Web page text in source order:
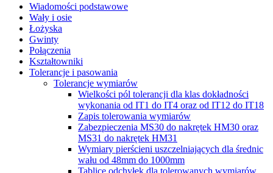
Wiadomości podstawowe
Wały i osie
Łożyska
Gwinty
Połączenia
Kształtowniki
Tolerancje i pasowania
Tolerancje wymiarów
Wielkości pól tolerancji dla klas dokładności
wykonania od IT1 do IT4 oraz od IT12 do IT18
Zapis tolerowania wymiarów
Zabezpieczenia MS30 do nakrętek HM30 oraz
MS31 do nakrętek HM31
Wymiary pierścieni uszczelniających dla średnic
wału od 48mm do 1000mm
Tablice odchyłek dla tolerowanych wymiarów